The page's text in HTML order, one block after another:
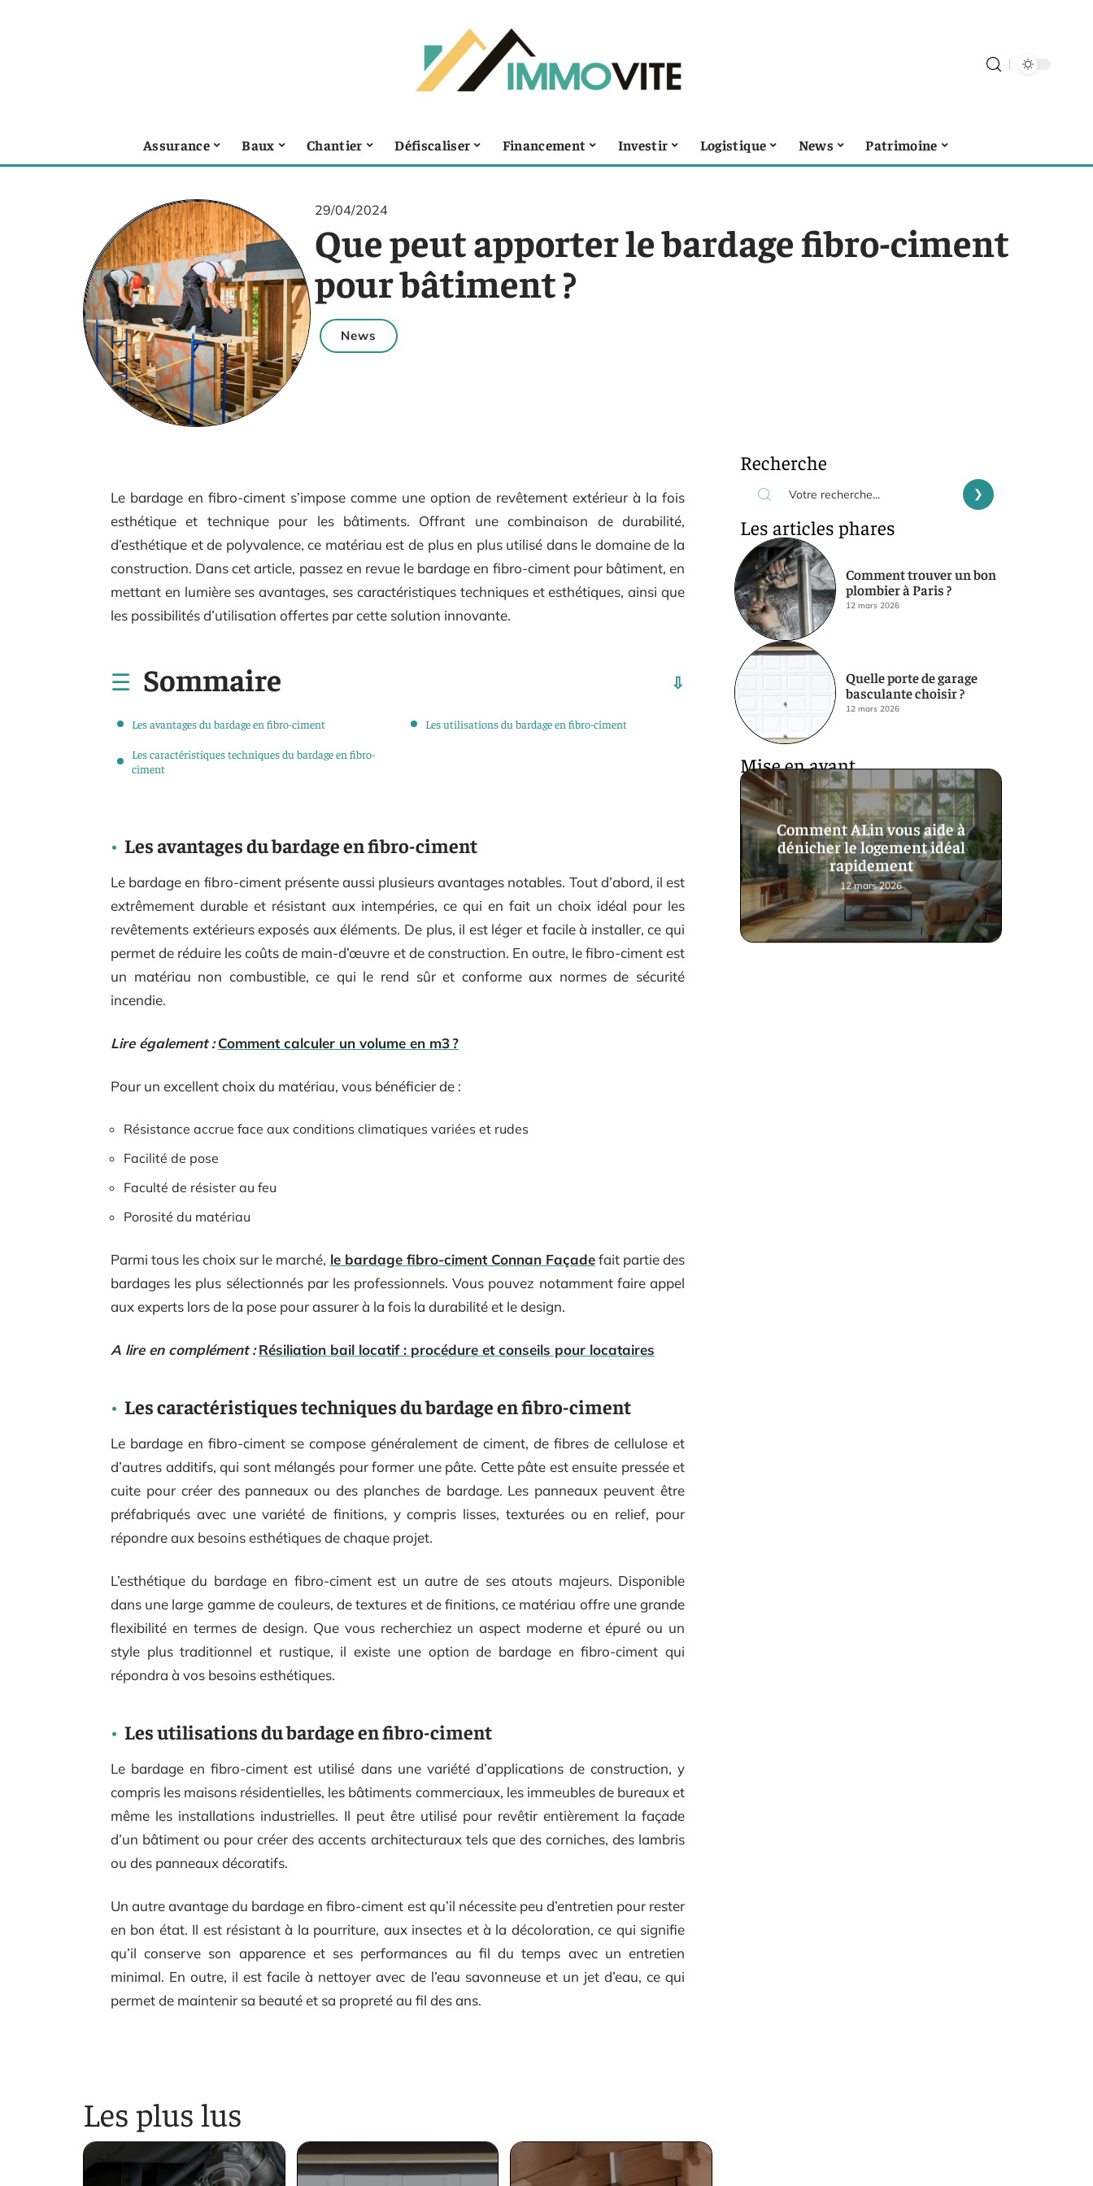
Assurance Baux Chantier Défiscaliser Financement Investir Logistique News Patrimoine
29/04/2024
Que peut apporter le bardage fibro-ciment
pour bâtiment ?
News
Le bardage en fibro-ciment s’impose comme une option de revêtement extérieur à la fois
esthétique et technique pour les bâtiments. Offrant une combinaison de durabilité,
d’esthétique et de polyvalence, ce matériau est de plus en plus utilisé dans le domaine de la
construction. Dans cet article, passez en revue le bardage en fibro-ciment pour bâtiment, en
mettant en lumière ses avantages, ses caractéristiques techniques et esthétiques, ainsi que
les possibilités d’utilisation offertes par cette solution innovante.
Sommaire
Les avantages du bardage en fibro-ciment
Les caractéristiques techniques du bardage en fibro-
ciment
Les utilisations du bardage en fibro-ciment
Les avantages du bardage en fibro-ciment
Le bardage en fibro-ciment présente aussi plusieurs avantages notables. Tout d’abord, il est
extrêmement durable et résistant aux intempéries, ce qui en fait un choix idéal pour les
revêtements extérieurs exposés aux éléments. De plus, il est léger et facile à installer, ce qui
permet de réduire les coûts de main-d’œuvre et de construction. En outre, le fibro-ciment est
un matériau non combustible, ce qui le rend sûr et conforme aux normes de sécurité
incendie.
Lire également : Comment calculer un volume en m3 ?
Pour un excellent choix du matériau, vous bénéficier de :
Résistance accrue face aux conditions climatiques variées et rudes
Facilité de pose
Faculté de résister au feu
Porosité du matériau
Parmi tous les choix sur le marché, le bardage fibro-ciment Connan Façadefait partie des
bardages les plus sélectionnés par les professionnels. Vous pouvez notamment faire appel
aux experts lors de la pose pour assurer à la fois la durabilité et le design.
A lire en complément : Résiliation bail locatif : procédure et conseils pour locataires
Les caractéristiques techniques du bardage en fibro-ciment
Le bardage en fibro-ciment se compose généralement de ciment, de fibres de cellulose et
d’autres additifs, qui sont mélangés pour former une pâte. Cette pâte est ensuite pressée et
cuite pour créer des panneaux ou des planches de bardage. Les panneaux peuvent être
préfabriqués avec une variété de finitions, y compris lisses, texturées ou en relief, pour
répondre aux besoins esthétiques de chaque projet.
L’esthétique du bardage en fibro-ciment est un autre de ses atouts majeurs. Disponible
dans une large gamme de couleurs, de textures et de finitions, ce matériau offre une grande
flexibilité en termes de design. Que vous recherchiez un aspect moderne et épuré ou un
style plus traditionnel et rustique, il existe une option de bardage en fibro-ciment qui
répondra à vos besoins esthétiques.
Les utilisations du bardage en fibro-ciment
Le bardage en fibro-ciment est utilisé dans une variété d’applications de construction, y
compris les maisons résidentielles, les bâtiments commerciaux, les immeubles de bureaux et
même les installations industrielles. Il peut être utilisé pour revêtir entièrement la façade
d’un bâtiment ou pour créer des accents architecturaux tels que des corniches, des lambris
ou des panneaux décoratifs.
Un autre avantage du bardage en fibro-ciment est qu’il nécessite peu d’entretien pour rester
en bon état. Il est résistant à la pourriture, aux insectes et à la décoloration, ce qui signifie
qu’il conserve son apparence et ses performances au fil du temps avec un entretien
minimal. En outre, il est facile à nettoyer avec de l’eau savonneuse et un jet d’eau, ce qui
permet de maintenir sa beauté et sa propreté au fil des ans.
Les plus lus
Recherche
Les articles phares
Comment trouver un bon
plombier à Paris ?
12 mars 2026
Quelle porte de garage
basculante choisir ?
12 mars 2026
Mise en avant
Comment ALin vous aide à
dénicher le logement idéal
rapidement
12 mars 2026